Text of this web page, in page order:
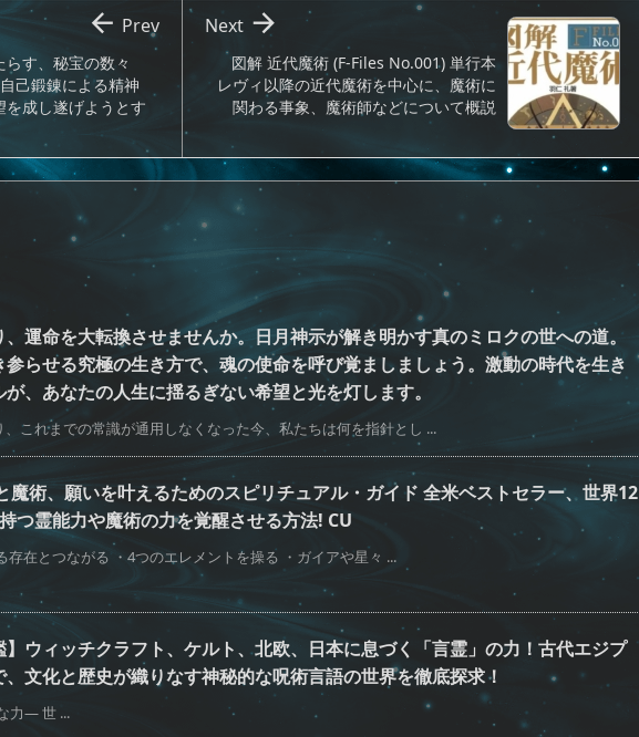
図解 近代魔術 (F‐Files No.001) 単行本
レヴィ以降の近代魔術を中心に、魔術に
関わる事象、魔術師などについて概説

Next
す、秘宝の数々
己鍛錬による精神
成し遂げようとす
 Prev
運命を大転換させませんか。日月神示が解き明かす真のミロクの世への道。
らせる究極の生き方で、魂の使命を呼び覚ましましょう。激動の時代を生き
、あなたの人生に揺るぎない希望と光を灯します。
これまでの常識が通用しなくなった今、私たちは何を指針とし ...
魔術、願いを叶えるためのスピリチュアル・ガイド 全米ベストセラー、世界12
つ霊能力や魔術の力を覚醒させる方法! CU
存在とつながる ・4つのエレメントを操る ・ガイアや星々 ...
】ウィッチクラフト、ケルト、北欧、日本に息づく「言霊」の力！古代エジプ
、文化と歴史が織りなす神秘的な呪術言語の世界を徹底探求！
力— 世 ...